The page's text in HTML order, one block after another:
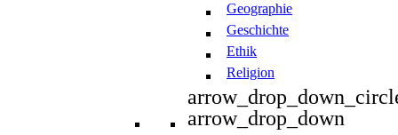
Geographie
Geschichte
Ethik
Religion
arrow_drop_down